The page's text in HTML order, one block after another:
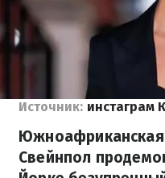
Источник: инстаграм
Южноафриканская
Свейнпол